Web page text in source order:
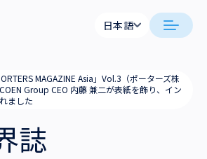
日本語
English
MAGAZINE Asia」Vol.3（ポーターズ株
Group CEO 内藤 兼二が表紙を飾り、イン
ました
誌